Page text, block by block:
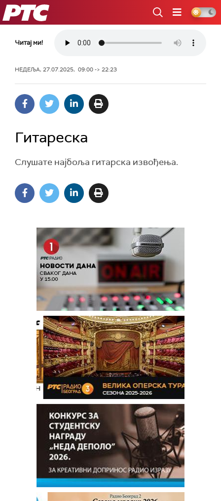
РТС
Читај ми!
НЕДЕЉА, 27.07.2025, 09:00 -> 22:23
Гитареска
Слушате најбоља гитарска извођења.